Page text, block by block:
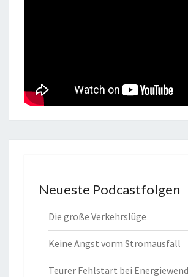
Neueste Podcastfolgen
Die große Verkehrslüge
Keine Angst vorm Stromausfall
Teurer Fehlstart bei